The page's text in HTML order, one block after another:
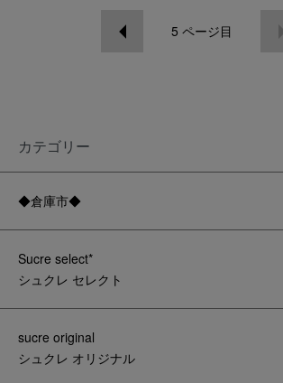
5 ページ目
カテゴリー
◆倉庫市◆
Sucre select*
シュクレ セレクト
sucre original
シュクレ オリジナル